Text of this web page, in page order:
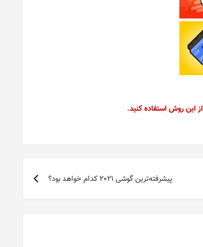
از این روش استفاده کنید.
پیشرفته‌ترین گوشی 2021 کدام خواهد بود؟